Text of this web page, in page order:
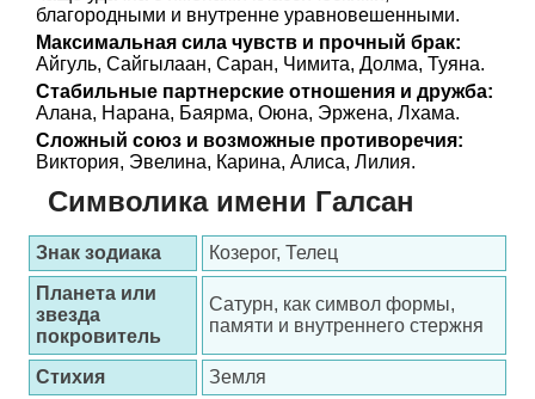
благородными и внутренне уравновешенными.
Максимальная сила чувств и прочный брак:
Айгуль, Сайгылаан, Саран, Чимита, Долма, Туяна.
Стабильные партнерские отношения и дружба:
Алана, Нарана, Баярма, Оюна, Эржена, Лхама.
Сложный союз и возможные противоречия:
Виктория, Эвелина, Карина, Алиса, Лилия.
Символика имени Галсан
Знак зодиака
Козерог, Телец
Планета или
звезда
покровитель
Сатурн, как символ формы,
памяти и внутреннего стержня
Стихия Земля